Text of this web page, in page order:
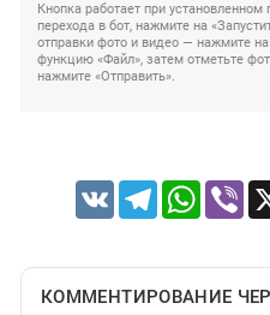
Кнопка работает при
перехода в бот, нажмите на
отправки фото и видео — нажмите
функцию «Файл», затем отметьте
нажмите «Отправить».
VK Telegram
КОММЕНТИРОВАНИЕ